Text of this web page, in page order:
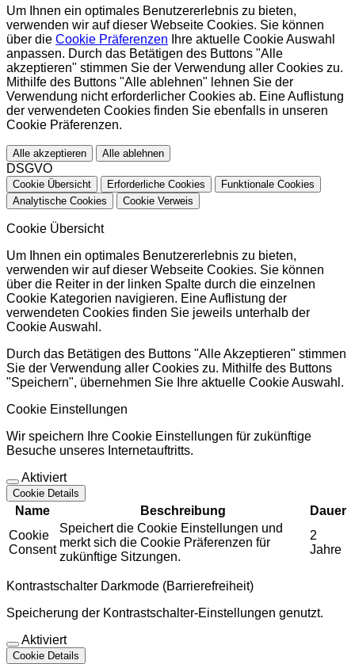
Um Ihnen ein optimales Benutzererlebnis zu bieten,
verwenden wir auf dieser Webseite Cookies. Sie können
über die Cookie Präferenzen Ihre aktuelle Cookie Auswahl
anpassen. Durch das Betätigen des Buttons "Alle
akzeptieren" stimmen Sie der Verwendung aller Cookies zu.
Mithilfe des Buttons "Alle ablehnen" lehnen Sie der
Verwendung nicht erforderlicher Cookies ab. Eine Auflistung
der verwendeten Cookies finden Sie ebenfalls in unseren
Cookie Präferenzen.
Alle akzeptieren Alle ablehnen
DSGVO
Cookie Übersicht Erforderliche Cookies
Funktionale Cookies
Analytische Cookies
Cookie Verweis
Cookie Übersicht
Um Ihnen ein optimales Benutzererlebnis zu bieten,
verwenden wir auf dieser Webseite Cookies. Sie können
über die Reiter in der linken Spalte durch die einzelnen
Cookie Kategorien navigieren. Eine Auflistung der
verwendeten Cookies finden Sie jeweils unterhalb der
Cookie Auswahl.
Durch das Betätigen des Buttons "Alle Akzeptieren" stimmen
Sie der Verwendung aller Cookies zu. Mithilfe des Buttons
"Speichern", übernehmen Sie Ihre aktuelle Cookie Auswahl.
Cookie Einstellungen
Wir speichern Ihre Cookie Einstellungen für zukünftige
Besuche unseres Internetauftritts.
Aktiviert
Cookie Details
Name Beschreibung
Dauer
Cookie
Consent
Speichert die Cookie Einstellungen und
merkt sich die Cookie Präferenzen für
zukünftige Sitzungen.
2
Jahre
Kontrastschalter Darkmode (Barrierefreiheit)
Speicherung der Kontrastschalter-Einstellungen genutzt.
Aktiviert
Cookie Details